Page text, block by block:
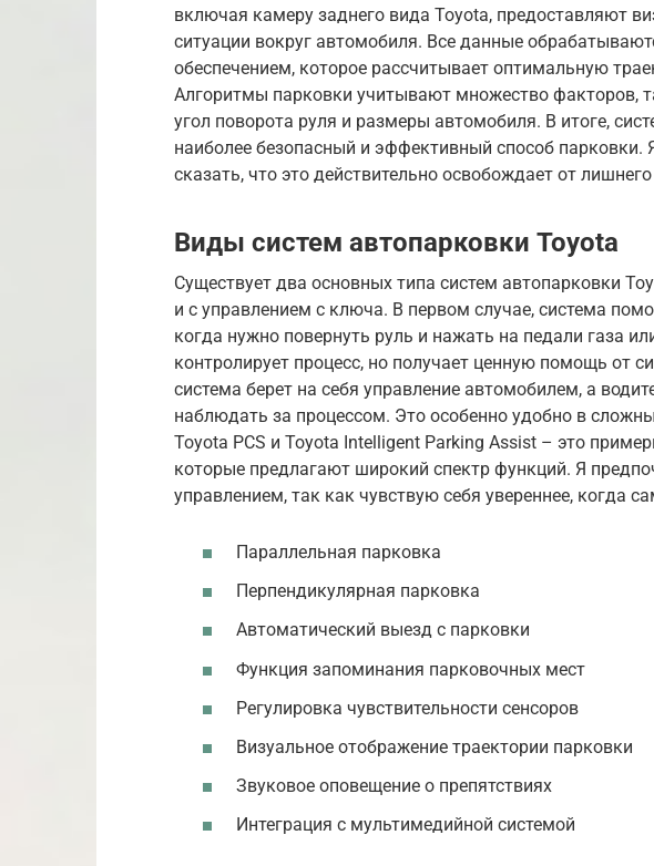
включая камеру заднего вида Toyota, предоставляют
ситуации вокруг автомобиля. Все данные
обеспечением, которое рассчитывает оптимальную
Алгоритмы парковки учитывают множество факторов,
угол поворота руля и размеры автомобиля. В итоге,
наиболее безопасный и эффективный способ парковки.
сказать, что это действительно освобождает от
Виды систем автопарковки Toyota
Существует два основных типа систем автопарковки
и с управлением с ключа. В первом случае, система
когда нужно повернуть руль и нажать на педали газа
контролирует процесс, но получает ценную помощь от
система берет на себя управление автомобилем, а
наблюдать за процессом. Это особенно удобно в
Toyota PCS и Toyota Intelligent Parking Assist – это
которые предлагают широкий спектр функций. Я
управлением, так как чувствую себя увереннее, когда
Параллельная парковка
Перпендикулярная парковка
Автоматический выезд с парковки
Функция запоминания парковочных мест
Регулировка чувствительности сенсоров
Визуальное отображение траектории парковки
Звуковое оповещение о препятствиях
Интеграция с мультимедийной системой